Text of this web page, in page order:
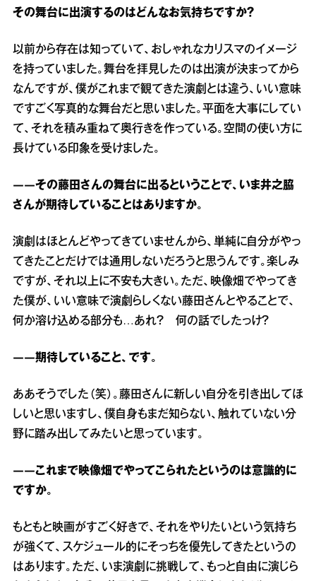
その舞台に出演するのはどんなお気持ちですか？
以前から存在は知っていて、おしゃれなカリスマのイメージ
を持っていました。舞台を拝見したのは出演が決まってから
なんですが、僕がこれまで観てきた演劇とは違う、いい意味
ですごく写真的な舞台だと思いました。平面を大事にしてい
て、それを積み重ねて奥行きを作っている。空間の使い方に
長けている印象を受けました。
――その藤田さんの舞台に出るということで、いま井之脇
さんが期待していることはありますか。
演劇はほとんどやってきていませんから、単純に自分がやっ
てきたことだけでは通用しないだろうと思うんです。楽しみ
ですが、それ以上に不安も大きい。ただ、映像畑でやってき
た僕が、いい意味で演劇らしくない藤田さんとやることで、
何か溶け込める部分も…あれ？ 何の話でしたっけ？
――期待していること、です。
ああそうでした（笑）。藤田さんに新しい自分を引き出してほ
しいと思いますし、僕自身もまだ知らない、触れていない分
野に踏み出してみたいと思っています。
――これまで映像畑でやってこられたというのは意識的に
ですか。
もともと映画がすごく好きで、それをやりたいという気持ち
が強くて、スケジュール的にそっちを優先してきたというの
はあります。ただ、いま演劇に挑戦して、もっと自由に演じら